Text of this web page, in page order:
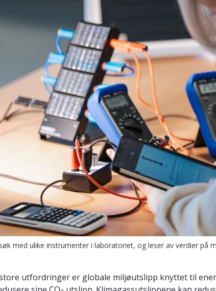
med ulike instrumenter i laboratoriet, og leser av verdier på
utfordringer er globale miljøutslipp knyttet til